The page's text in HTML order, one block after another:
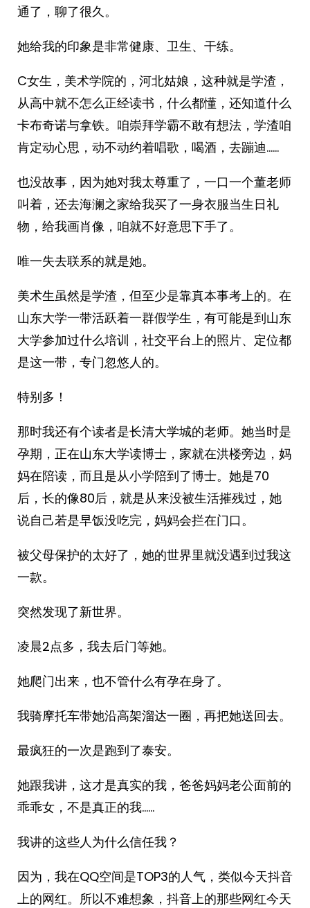
通了，聊了很久。
她给我的印象是非常健康、卫生、干练。
C女生，美术学院的，河北姑娘，这种就是学渣，
从高中就不怎么正经读书，什么都懂，还知道什么
卡布奇诺与拿铁。咱崇拜学霸不敢有想法，学渣咱
肯定动心思，动不动约着唱歌，喝酒，去蹦迪……
也没故事，因为她对我太尊重了，一口一个董老师
叫着，还去海澜之家给我买了一身衣服当生日礼
物，给我画肖像，咱就不好意思下手了。
唯一失去联系的就是她。
美术生虽然是学渣，但至少是靠真本事考上的。在
山东大学一带活跃着一群假学生，有可能是到山东
大学参加过什么培训，社交平台上的照片、定位都
是这一带，专门忽悠人的。
特别多！
那时我还有个读者是长清大学城的老师。她当时是
孕期，正在山东大学读博士，家就在洪楼旁边，妈
妈在陪读，而且是从小学陪到了博士。她是70
后，长的像80后，就是从来没被生活摧残过，她
说自己若是早饭没吃完，妈妈会拦在门口。
被父母保护的太好了，她的世界里就没遇到过我这
一款。
突然发现了新世界。
凌晨2点多，我去后门等她。
她爬门出来，也不管什么有孕在身了。
我骑摩托车带她沿高架溜达一圈，再把她送回去。
最疯狂的一次是跑到了泰安。
她跟我讲，这才是真实的我，爸爸妈妈老公面前的
乖乖女，不是真正的我……
我讲的这些人为什么信任我？
因为，我在QQ空间是TOP3的人气，类似今天抖音
上的网红。所以不难想象，抖音上的那些网红今天